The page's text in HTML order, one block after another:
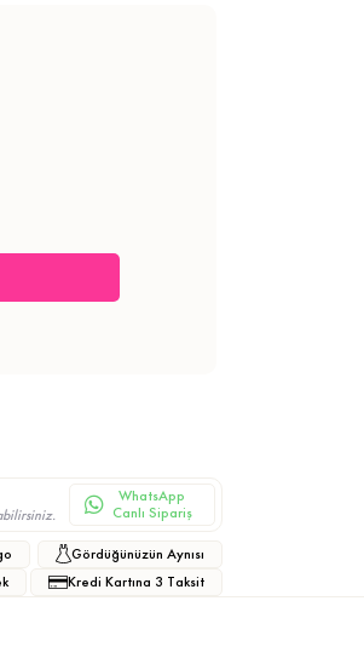
WhatsApp
Canlı Sipariş
Gördüğünüzün Aynısı
Kredi Kartına 3 Taksit